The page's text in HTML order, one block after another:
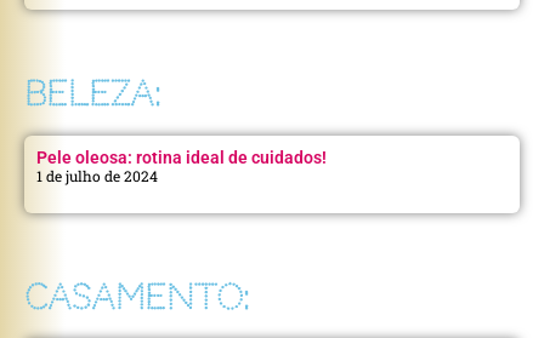
BELEZA:
Pele oleosa: rotina ideal de cuidados!
1 de julho de 2024
CASAMENTO: